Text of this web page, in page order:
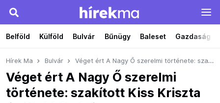
Belföld Külföld Bulvár Bűnügy Baleset Gazdaság
Hírek Ma Bulvár Véget ért A Nagy Ő szerelmi története: szakított Kiss Kriszta és Stohl András
Véget ért A Nagy Ő szerelmi
története: szakított Kiss Kriszta